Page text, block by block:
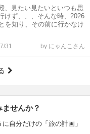
、見たい見たいといつも思
けず、、、そんな時、2026
を知り、その前に行かなけ
31 by にゃんこさん
せんか？
自分だけの「旅の計画」